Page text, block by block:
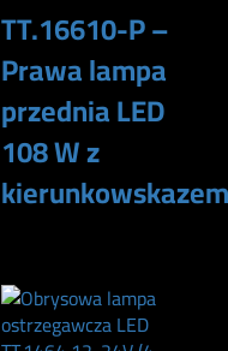
TT.16610-P –
Prawa lampa
przednia LED
108 W z
kierunkowskazem